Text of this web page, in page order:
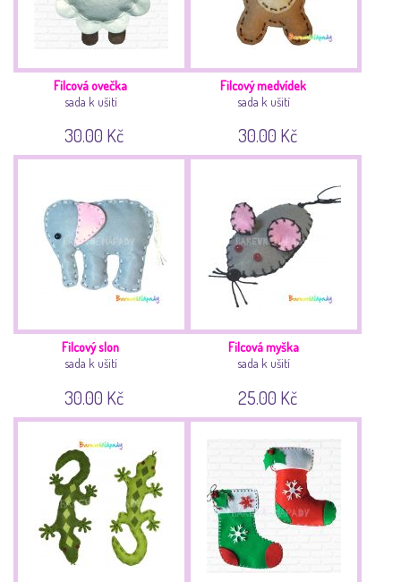
Filcová ovečka
sada k ušití
30.00 Kč
Filcový medvídek
sada k ušití
30.00 Kč
Filcový slon
sada k ušití
30.00 Kč
Filcová myška
sada k ušití
25.00 Kč